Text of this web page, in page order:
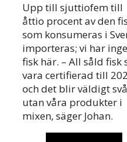
Upp till sjuttiofem till
åttio procent av den
som konsumeras i
importeras; vi har
fisk här. – All såld fisk
vara certifierad till
och det blir väldigt
utan våra produkter i
mixen, säger Johan.